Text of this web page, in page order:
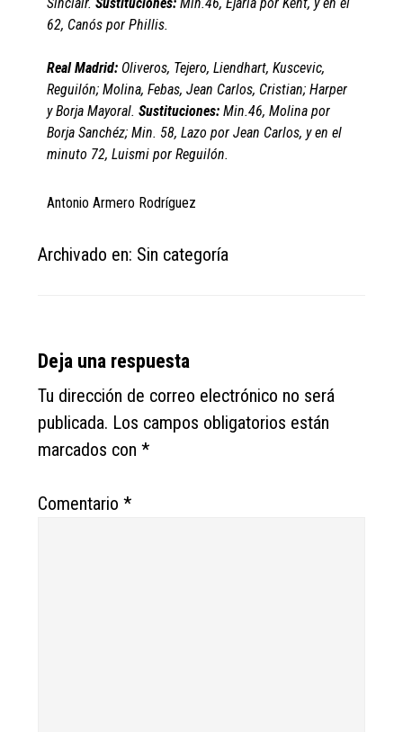
62, Canós por Phillis.
Real Madrid: Oliveros, Tejero, Liendhart, Kuscevic,
Reguilón; Molina, Febas, Jean Carlos, Cristian; Harper
y Borja Mayoral.Sustituciones: Min.46, Molina por
Borja Sanchéz; Min. 58, Lazo por Jean Carlos, y en el
minuto 72, Luismi por Reguilón.
Antonio Armero Rodríguez
Archivado en: Sin categoría
Reader
Interactions
Deja una respuesta
Tu dirección de correo electrónico no será
publicada. Los campos obligatorios están
marcados con*
Comentario*